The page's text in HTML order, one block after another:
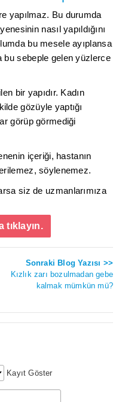
yapılmaz. Bu durumda
nasıl yapıldığını
bu mesele ayıplansa
bu sebeple gelen yüzlerce
bir yapıdır. Kadın
gözüyle yaptığı
görüp görmediği
içeriği, hastanın
söylenemez.
siz de uzmanlarımıza
Sonraki Blog Yazısı >>
Kızlık zarı bozulmadan gebe
kalmak mümkün mü?
Kayıt Göster